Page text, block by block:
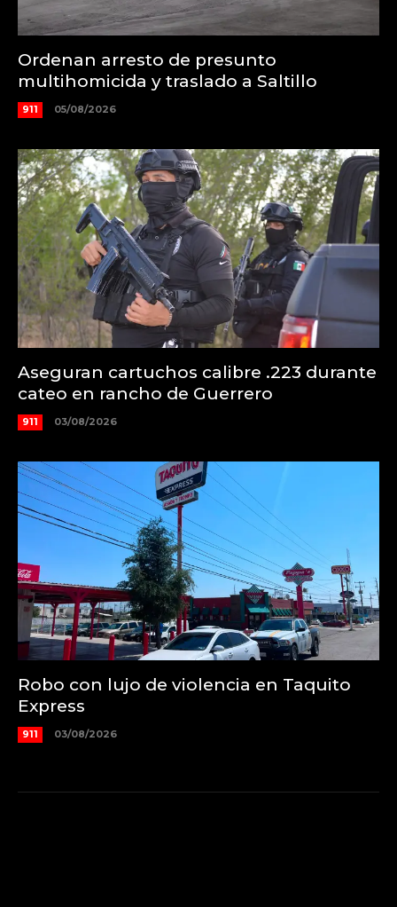
Ordenan arresto de presunto
multihomicida y traslado a Saltillo
911 05/08/2026
Aseguran cartuchos calibre .223 durante
cateo en rancho de Guerrero
911 03/08/2026
Robo con lujo de violencia en Taquito
Express
911 03/08/2026